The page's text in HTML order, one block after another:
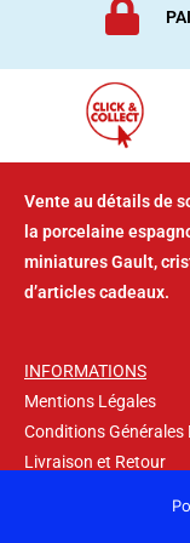
Vente au détails de
la porcelaine
miniatures Gault,
d’articles cadeaux.
INFORMATIONS
Mentions Légales
Conditions Générales
Livraison et Retour